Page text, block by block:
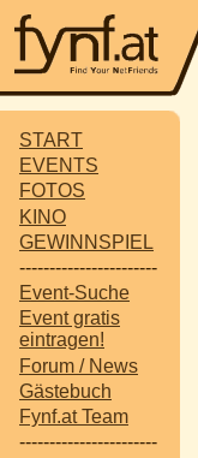
START
EVENTS
FOTOS
KINO
GEWINNSPIEL
-----------------------
Event-Suche
Event gratis
eintragen!
Forum / News
Gästebuch
Fynf.at Team
-----------------------